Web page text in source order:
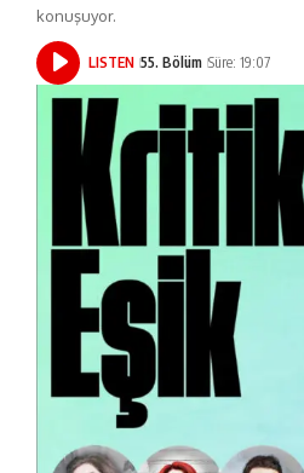
konuşuyor.
LISTEN 55. Bölüm Süre: 19:07